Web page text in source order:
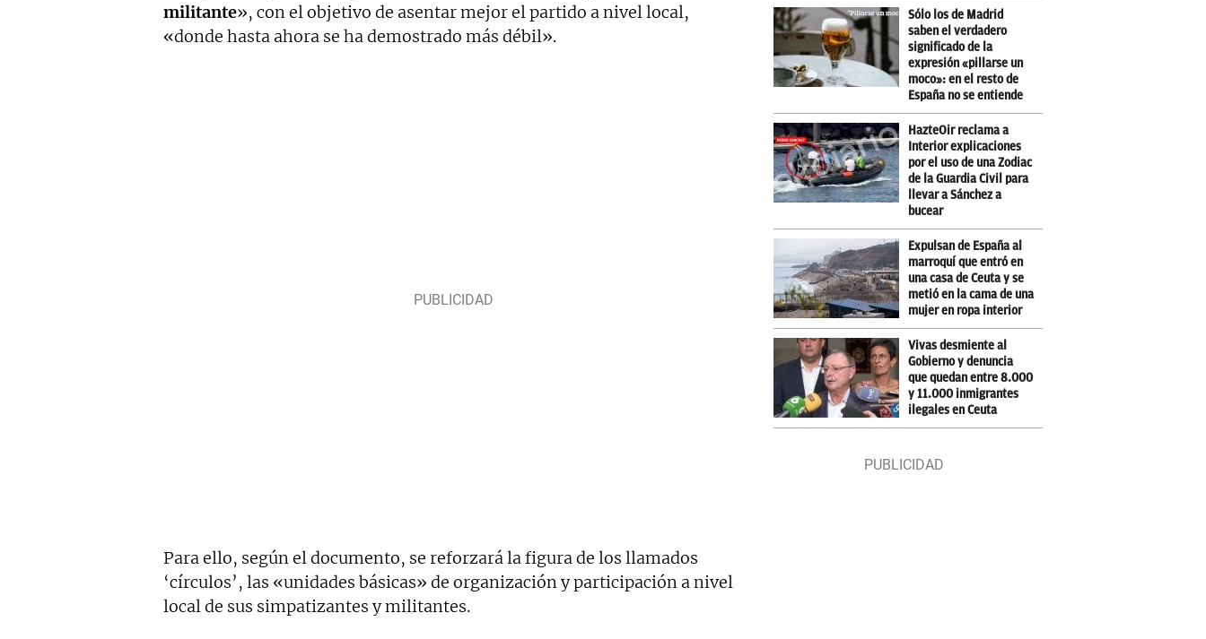
militante», con el objetivo de asentar mejor el partido a nivel local,
«donde hasta ahora se ha demostrado más débil».
Para ello, según el documento, se reforzará la figura de los llamados
‘círculos’, las «unidades básicas» de organización y participación a nivel
local de sus simpatizantes y militantes.
Sólo los de Madrid
saben el verdadero
significado de la
expresión «pillarse un
moco»: en el resto de
España no se entiende
HazteOir reclama a
Interior explicaciones
por el uso de una Zodiac
de la Guardia Civil para
llevar a Sánchez a
bucear
Expulsan de España al
marroquí que entró en
una casa de Ceuta y se
metió en la cama de una
mujer en ropa interior
Vivas desmiente al
Gobierno y denuncia
que quedan entre 8.000
y 11.000 inmigrantes
ilegales en Ceuta